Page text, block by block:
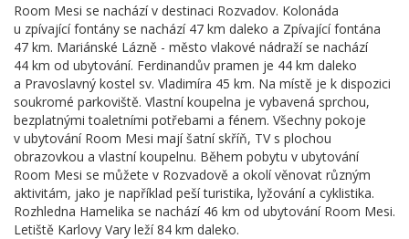
Room Mesi se nachází v destinaci Rozvadov. Kolonáda
u zpívající fontány se nachází 47 km daleko a Zpívající fontána
47 km. Mariánské Lázně - město vlakové nádraží se nachází
44 km od ubytování. Ferdinandův pramen je 44 km daleko
a Pravoslavný kostel sv. Vladimíra 45 km. Na místě je k dispozici
soukromé parkoviště. Vlastní koupelna je vybavená sprchou,
bezplatnými toaletními potřebami a fénem. Všechny pokoje
v ubytování Room Mesi mají šatní skříň, TV s plochou
obrazovkou a vlastní koupelnu. Během pobytu v ubytování
Room Mesi se můžete v Rozvadově a okolí věnovat různým
aktivitám, jako je například peší turistika, lyžování a cyklistika.
Rozhledna Hamelika se nachází 46 km od ubytování Room Mesi.
Letiště Karlovy Vary leží 84 km daleko.